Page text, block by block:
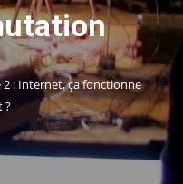
: Internet, ça fonctionne
?